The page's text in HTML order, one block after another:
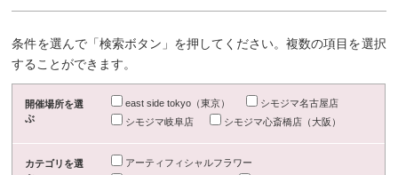
条件を選んで「検索ボタン」を押してください。複数の項目を選択
することができます。
開催場所を選
ぶ
east side tokyo（東京）
シモジマ名古屋店
シモジマ岐阜店
シモジマ心斎橋店（大阪）
カテゴリを選
アーティフィシャルフラワー